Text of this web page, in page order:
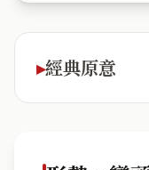
經典原意